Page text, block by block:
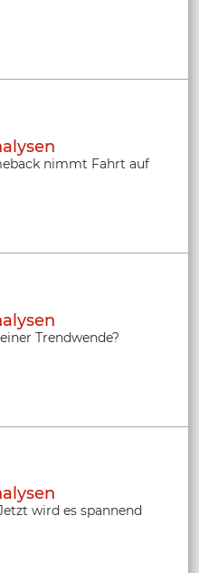
nimmt Fahrt auf
Trendwende?
wird es spannend